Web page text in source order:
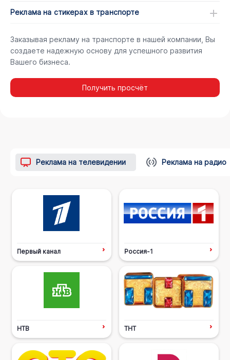
Реклама на стикерах в транспорте
Заказывая рекламу на транспорте в нашей компании, Вы
создаете надежную основу для успешного развития
Вашего бизнеса.
Получить просчёт
Реклама на телевидении Реклама на радио
Первый канал Россия-1
НТВ ТНТ